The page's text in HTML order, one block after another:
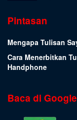
Pintasan
Mengapa Tulisan
Cara Menerbitkan
Handphone
Baca di